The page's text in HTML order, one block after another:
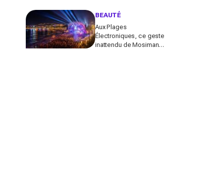
font l'inverse)
BEAUTÉ
Aux Plages
Électroniques, ce geste
inattendu de Mosimann